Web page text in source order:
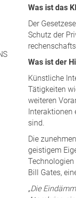
Was ist das
Der
Schutz der
Was ist der
Künstliche
Tätigkeiten
weiteren
sind.
Die
geistigem
Technologien
Bill Gates,
„Die